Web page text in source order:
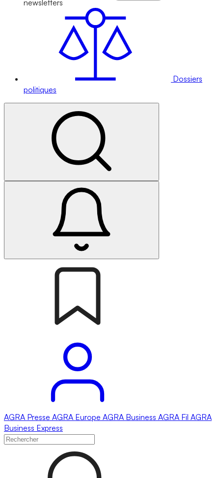
newsletters
Dossiers
politiques
AGRA Presse AGRA Europe AGRA Business AGRA Fil AGRA
Business Express